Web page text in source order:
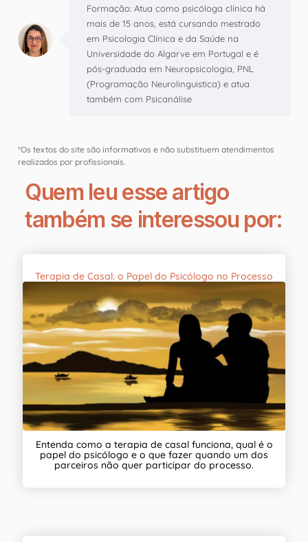
Formação: Atua como psicóloga clínica há
mais de 15 anos, está cursando mestrado
em Psicologia Clínica e da Saúde na
Universidade do Algarve em Portugal e é
pós-graduada em Neuropsicologia, PNL
(Programação Neurolinguistica) e atua
também com Psicanálise
*Os textos do site são informativos e não substituem atendimentos
realizados por profissionais.
Quem leu esse artigo
também se interessou por:
Terapia de Casal: o Papel do Psicólogo no Processo
Entenda como a terapia de casal funciona, qual é o
papel do psicólogo e o que fazer quando um dos
parceiros não quer participar do processo.